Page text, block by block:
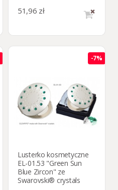
51,96 zł
-7%
Lusterko kosmetyczne
EL-01.53 "Green Sun
Blue Zircon" ze
Swarovski® crystals